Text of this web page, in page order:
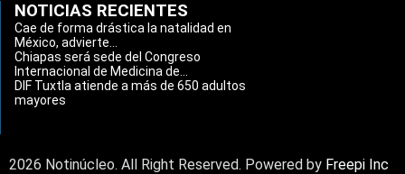
NOTICIAS RECIENTES
Cae de forma drástica la natalidad en
México, advierte...
Chiapas será sede del Congreso
Internacional de Medicina de...
DIF Tuxtla atiende a más de 650 adultos
mayores
2026 Notinúcleo. All Right Reserved. Powered by Freepi Inc